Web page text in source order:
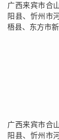
广西来宾市合
阳县、忻州市
梧县、东方市
广西来宾市合
阳县、忻州市